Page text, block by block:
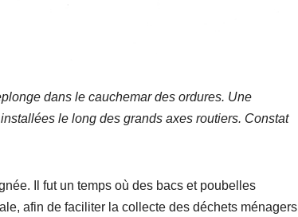
dans le cauchemar des ordures. Une
le long des grands axes routiers. Constat
Il fut un temps où des bacs et poubelles
afin de faciliter la collecte des déchets ménagers